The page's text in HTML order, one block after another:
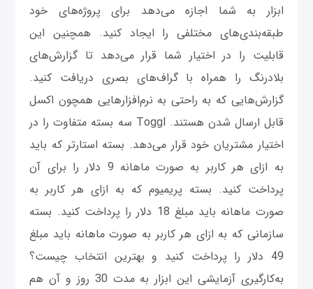
ابزار به شما اجازه می‌دهد برای پروژه‌های خود
طبقه‌بندی‌های مختلفی را ایجاد کنید. همچنین این
قابلیت را در اختیار شما قرار می‌دهد تا گزارش‌های
بلادرنگ را همراه با گراف‌های بصری دریافت کنید.
گزارش‌هایی که به راحتی به نرم‌افزارهایی همچون اکسل
قابل ارسال شدن هستند. Toggl سه بسته متفاوت را در
اختیار مشتریان خود قرار می‌دهد. بسته استارتر که باید
به ازای هر کاربر به صورت ماهانه 9 دلار را برای آن
پرداخت کنید. بسته پریمیوم که به ازای هر کاربر به
صورت ماهانه باید مبلغ 18 دلار را پرداخت کنید. بسته
سازمانی که به ازای هر کاربر به صورت ماهانه باید مبلغ
49 دلار را پرداخت کنید و بهترین انتخاب چیست؟
به‌کارگیری آزمایشی این ابزار به مدت 30 روز و آن هم